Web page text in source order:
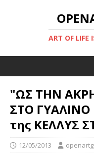
ART OF LIFE
"ΩΣ ΤΗΝ
ΣΤΟ
της ΚΕΛΛΥΣ
12/05/2013